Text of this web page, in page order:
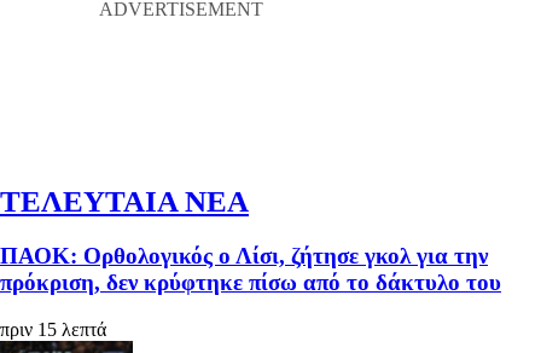
ΤΕΛΕΥΤΑΙΑ ΝΕΑ
ΠΑΟΚ: Ορθολογικός ο Λίσι, ζήτησε γκολ για την
πρόκριση, δεν κρύφτηκε πίσω από το δάκτυλο του
πριν 15 λεπτά